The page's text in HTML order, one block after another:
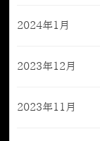
2024年1月
2023年12月
2023年11月